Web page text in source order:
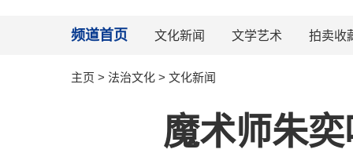
频道首页 文化新闻 文学艺术 拍卖收
主页 > 法治文化 > 文化新闻
魔术师朱